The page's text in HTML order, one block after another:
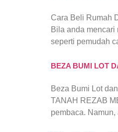
Cara Beli Rumah
Bila anda mencari
seperti pemudah
BEZA BUMI LOT
Beza Bumi Lot
TANAH REZAB
pembaca.